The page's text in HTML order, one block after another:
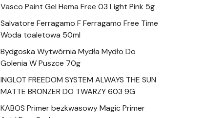
Vasco Paint Gel Hema Free 03 Light Pink 5g
Salvatore Ferragamo F Ferragamo Free Time
Woda toaletowa 50ml
Bydgoska Wytwórnia Mydła Mydło Do
Golenia W Puszce 70g
INGLOT FREEDOM SYSTEM ALWAYS THE SUN
MATTE BRONZER DO TWARZY 603 9G
KABOS Primer bezkwasowy Magic Primer